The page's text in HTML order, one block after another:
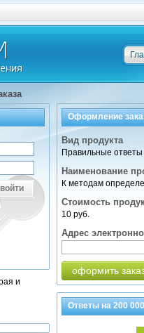
Оформление
Вид продукта
Правильные ответы
Наименование
К методам
Стоимость
10 руб.
Адрес
оформить
Ответы на200 000
войти
и